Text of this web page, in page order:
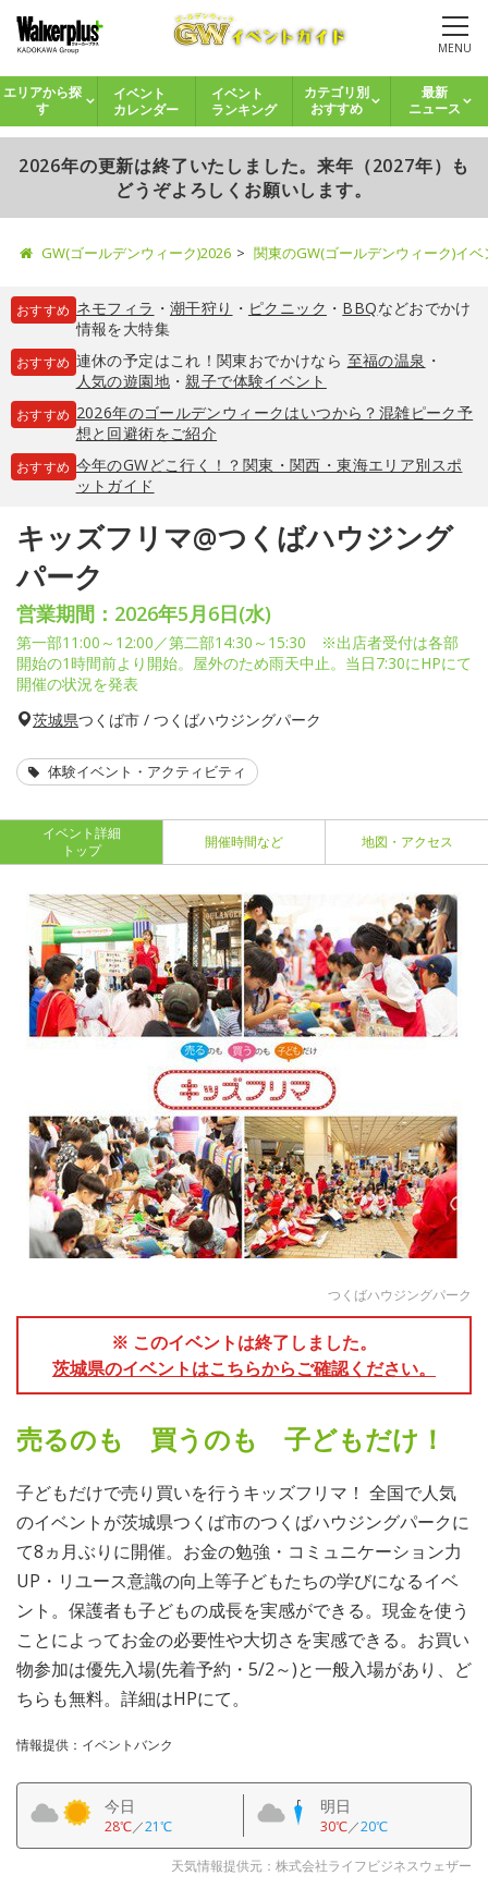
MENU
エリアから探
す
イベント
カレンダー
イベント
ランキング
カテゴリ別
おすすめ
最新
ニュース
2026年の更新は終了いたしました。来年（2027年）も
どうぞよろしくお願いします。
GW(ゴールデンウィーク)2026 関東のGW(ゴールデンウィーク)イ
おすすめ ネモフィラ ・ 潮干狩り ・ ピクニック ・ BBQなどおでかけ
情報を大特集
おすすめ 連休の予定はこれ！関東おでかけなら 至福の温泉 ・
人気の遊園地・親子で体験イベント
おすすめ 2026年のゴールデンウィークはいつから？混雑ピーク予
想と回避術をご紹介
おすすめ 今年のGWどこ行く！？関東・関西・東海エリア別スポ
ットガイド
キッズフリマ@つくばハウジング
パーク
営業期間：2026年5月6日(水)
第一部11:00～12:00／第二部14:30～15:30 ※出店者受付は各部
開始の1時間前より開始。屋外のため雨天中止。当日7:30にHPにて
開催の状況を発表
茨城県つくば市 / つくばハウジングパーク
体験イベント・アクティビティ
イベント詳細
トップ
開催時間など 地図・アクセス
つくばハウジングパーク
※ このイベントは終了しました。
茨城県のイベントはこちらからご確認ください。
売るのも 買うのも 子どもだけ！
子どもだけで売り買いを行うキッズフリマ！ 全国で人気
のイベントが茨城県つくば市のつくばハウジングパークに
て8ヵ月ぶりに開催。お金の勉強・コミュニケーション力
UP・リユース意識の向上等子どもたちの学びになるイベ
ント。保護者も子どもの成長を実感ができる。現金を使う
ことによってお金の必要性や大切さを実感できる。お買い
物参加は優先入場(先着予約・5/2～)と一般入場があり、ど
ちらも無料。詳細はHPにて。
情報提供：イベントバンク
今日
28℃／21℃
明日
30℃／20℃
天気情報提供元：株式会社ライフビジネスウェザー